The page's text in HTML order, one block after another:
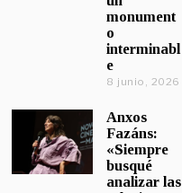
monument
o
interminabl
e
8 junio, 2026
Anxos
Fazáns:
«Siempre
busqué
analizar las